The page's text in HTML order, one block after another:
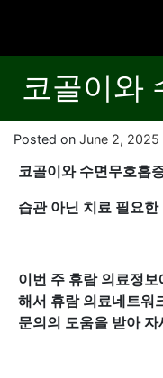
코골이와
Posted on June 2, 2025
코골이와 수면무호흡
습관 아닌 치료 필요한
이번 주 휴람 의료정
해서 휴람 의료네트워
문의의 도움을 받아